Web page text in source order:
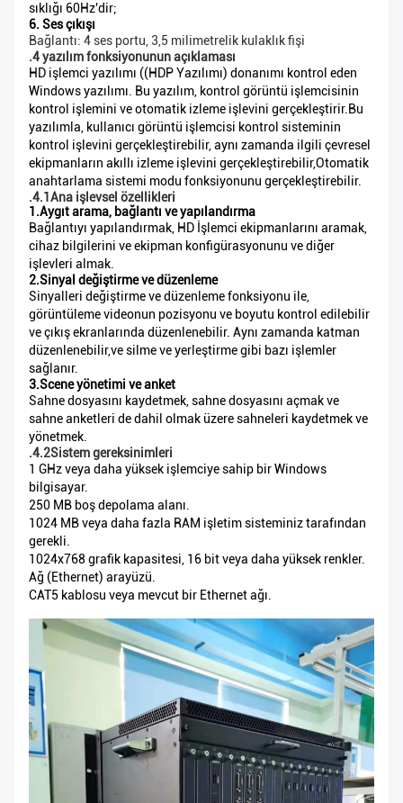
sıklığı 60Hz'dir;
6. Ses çıkışı
Bağlantı: 4 ses portu, 3,5 milimetrelik kulaklık fişi
.4 yazılım fonksiyonunun açıklaması
HD işlemci yazılımı ((HDP Yazılımı) donanımı kontrol eden
Windows yazılımı. Bu yazılım, kontrol görüntü işlemcisinin
kontrol işlemini ve otomatik izleme işlevini gerçekleştirir.Bu
yazılımla, kullanıcı görüntü işlemcisi kontrol sisteminin
kontrol işlevini gerçekleştirebilir, aynı zamanda ilgili çevresel
ekipmanların akıllı izleme işlevini gerçekleştirebilir,Otomatik
anahtarlama sistemi modu fonksiyonunu gerçekleştirebilir.
.4.1Ana işlevsel özellikleri
1.Aygıt arama, bağlantı ve yapılandırma
Bağlantıyı yapılandırmak, HD İşlemci ekipmanlarını aramak,
cihaz bilgilerini ve ekipman konfigürasyonunu ve diğer
işlevleri almak.
2.Sinyal değiştirme ve düzenleme
Sinyalleri değiştirme ve düzenleme fonksiyonu ile,
görüntüleme videonun pozisyonu ve boyutu kontrol edilebilir
ve çıkış ekranlarında düzenlenebilir. Aynı zamanda katman
düzenlenebilir,ve silme ve yerleştirme gibi bazı işlemler
sağlanır.
3.Scene yönetimi ve anket
Sahne dosyasını kaydetmek, sahne dosyasını açmak ve
sahne anketleri de dahil olmak üzere sahneleri kaydetmek ve
yönetmek.
.4.2Sistem gereksinimleri
1 GHz veya daha yüksek işlemciye sahip bir Windows
bilgisayar.
250 MB boş depolama alanı.
1024 MB veya daha fazla RAM işletim sisteminiz tarafından
gerekli.
1024x768 grafik kapasitesi, 16 bit veya daha yüksek renkler.
Ağ (Ethernet) arayüzü.
CAT5 kablosu veya mevcut bir Ethernet ağı.